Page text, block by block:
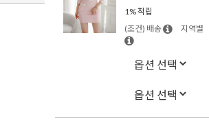
1% 적립
(조건) 배송
지역별